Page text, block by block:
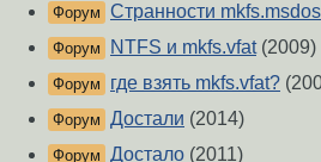
Форум Странности mkfs.msdos
Форум NTFS и mkfs.vfat(2009)
Форум где взять mkfs.vfat?
Форум Достали (2014)
Форум Достало (2011)